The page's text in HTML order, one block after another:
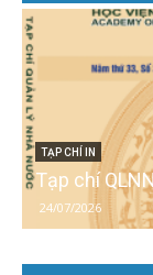
TẠP CHÍ IN
Tạp chí
24/07/2026